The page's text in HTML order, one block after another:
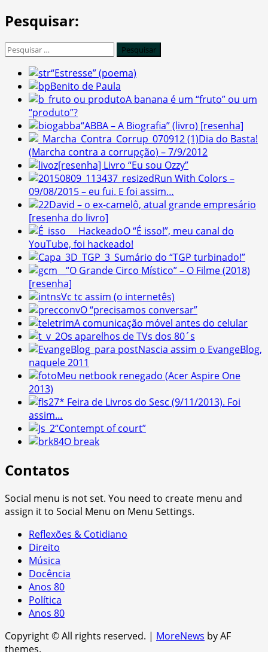
Pesquisar:
Pesquisar
“Estresse” (poema)
Benito de Paula
A banana é um “fruto” ou um
“produto”?
“ABBA – A Biografia” (livro) [resenha]
Dia do Basta!
(Marcha contra a corrupção) – 7/9/2012
[resenha] Livro “Eu sou Ozzy”
Run With Colors –
09/08/2015 – eu fui. E foi assim…
David – o ex-camelô, atual grande empresário
[resenha do livro]
O “É isso!”, meu canal do
YouTube, foi hackeado!
Sumário do “TGP turbinado!”
“O Grande Circo Místico” – O Filme (2018)
[resenha]
Vc tc assim (o internetês)
O “precisamos conversar”
A comunicação móvel antes do celular
Os aparelhos de TVs dos 80´s
Nascia assim o EvangeBlog,
naquele 2011
Meu netbook renegado (Acer Aspire One
2013)
27* Feira de Livros do Sesc (9/11/2013). Foi
assim…
“Contempt of court”
O break
Contatos
Social menu is not set. You need to create menu and
assign it to Social Menu on Menu Settings.
Reflexões & Cotidiano
Direito
Música
Docência
Anos 80
Política
Anos 80
Copyright © All rights reserved. | MoreNews by AF
themes.